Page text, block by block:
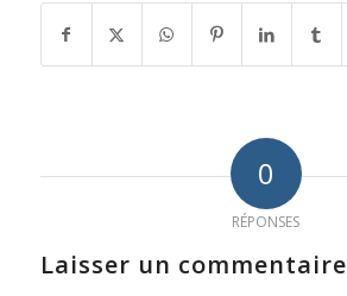
0
RÉPONSES
Laisser un commentaire